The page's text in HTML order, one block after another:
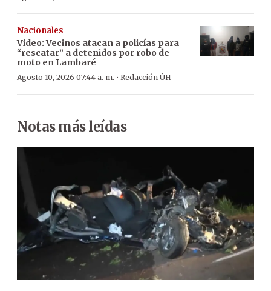
Nacionales
Video: Vecinos atacan a policías para
“rescatar” a detenidos por robo de
moto en Lambaré
Agosto 10, 2026 07:44 a. m. · Redacción ÚH
Notas más leídas